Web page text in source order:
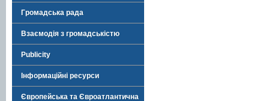
Громадська рада
Взаємодія з громадськістю
Publicity
Інформаційні ресурси
Європейська та Євроатлантична